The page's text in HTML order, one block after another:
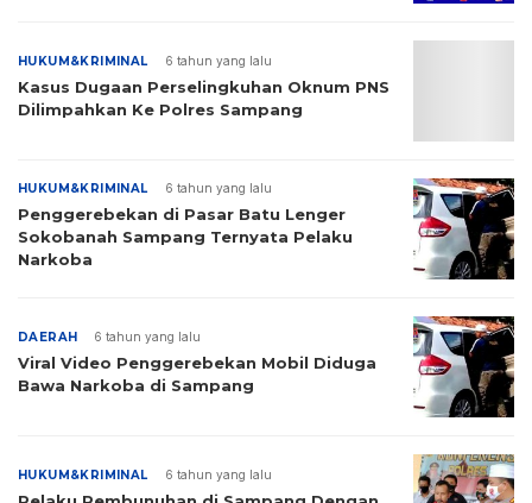
HUKUM&KRIMINAL 6 tahun yang lalu
Kasus Dugaan Perselingkuhan Oknum PNS
Dilimpahkan Ke Polres Sampang
HUKUM&KRIMINAL 6 tahun yang lalu
Penggerebekan di Pasar Batu Lenger
Sokobanah Sampang Ternyata Pelaku
Narkoba
DAERAH 6 tahun yang lalu
Viral Video Penggerebekan Mobil Diduga
Bawa Narkoba di Sampang
HUKUM&KRIMINAL 6 tahun yang lalu